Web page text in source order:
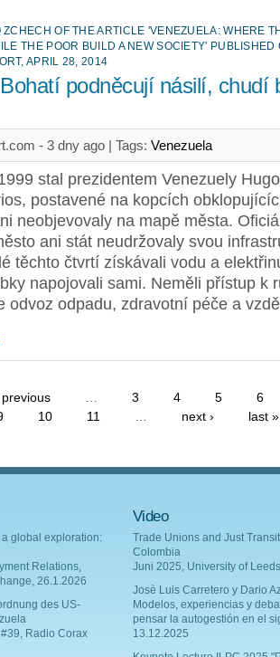
ZCHECH OF THE ARTICLE 'VENEZUELA: WHERE
THE POOR BUILD A NEW SOCIETY' PUBLISHED
APRIL 28, 2014
podněcují násilí, chudí
- 3 dny ago | Tags: Venezuela
stal prezidentem Venezuely
postavené na kopcích
neobjevovaly na mapě města.
ani stát neudržovaly svou
těchto čtvrtí získávali vodu a
napojovali sami. Neměli přístup k
odvoz odpadu, zdravotní péče a
previous … 3 4 5
6
10 11 … next › last »
global exploration:
Relations,
26.1.2026
des US-
Radio Corax
Video
Trade Unions and Just
Colombia
Juni 2025, University of Leeds
Josè Luis Carretero y Dario
Modelos, experiencias y
pensar la autogestión en el
13.12.2025